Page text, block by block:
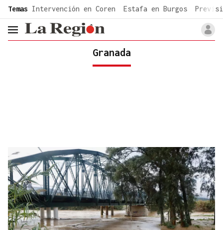
common.go-to-content
Temas Intervención en Coren Estafa en Burgos
header.menu.open
Granada